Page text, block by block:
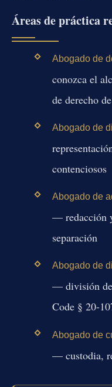
Áreas de práctica
Abogado de
conozca el
de derecho
Abogado de
contenciosos
Abogado de
— redacción
separación
Abogado de
— división de
Code § 20-
Abogado de
— custodia,